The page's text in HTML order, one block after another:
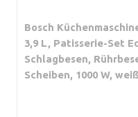
Bosch
3,9 L, Patisserie-Set
Schlagbesen,
Scheiben, 1000 W,